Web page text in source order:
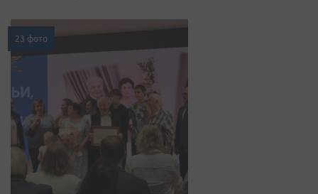
23 фото